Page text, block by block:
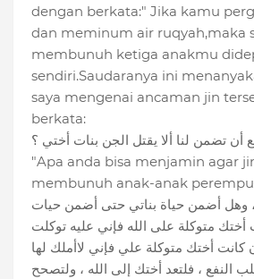
dengan berkata:" Jika kamu
dan meminum air ruqyah,maka
membunuh ketiga anakmu
sendiri.Saudaranya ini
saya mengenai ancaman jin
berkata:
تضمن لنا ألا يقتل الجن بنات أختي ؟
"Apa anda bisa menjamin agar
membunuh anak-anak
وهل أضمن حياة بناتي حتى أضمن حيات
أختك متوكلة على الله فإني عليه توكلت
كانت أختك متوكلة علي فإني لاأملك لها
النفع ، فلتعد أختك إلى الله ، ولتصحح